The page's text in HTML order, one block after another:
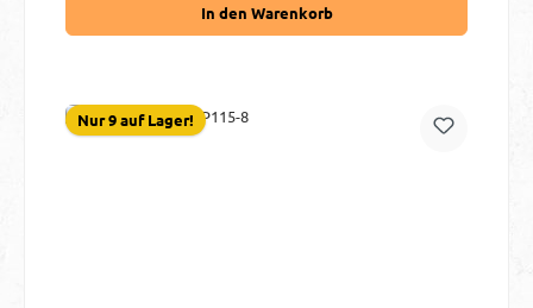
In den Warenkorb
Nur 9 auf Lager!